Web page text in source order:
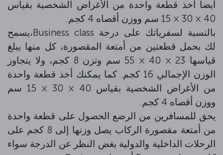
أيضا أخذ قطعة واحدة من الأغراض الشخصية بقياس
40 × 30 × 15 سم ووزن أقصاه 4 كجم.
بالنسبة لسفرياتك على درجة Business class،يسمح
لك بحمل قطعتين من أمتعة المقصورة، كل منها يبلغ
قياسها 23 × 40 × 55 سم وتزن 8 كجم، ولا يتجاوز
الوزن الإجمالي 16 كجم. كما يمكنك أخذ قطعة واحدة
من الأغراض الشخصية بقياس 40 × 30 × 15 سم
ووزن أقصاه 4 كجم.
يحق للمسافرين من الرضع الحصول على قطعة واحدة
من أمتعة مقصورة الركاب يصل وزنها إلى 8 كجم على
الرحلات الداخلية والدولية بغض النظر عن الدرجة سواء